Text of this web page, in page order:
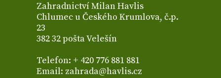
Zahradnictví Milan Havlis
Chlumec u Českého Krumlova, č.p.
23
382 32 pošta Velešín
Telefon: + 420 776 881 881
Email: zahrada@havlis.cz